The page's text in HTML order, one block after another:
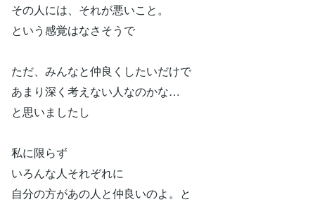
その人には、それが悪いこと。
という感覚はなさそうで
ただ、みんなと仲良くしたいだけで
あまり深く考えない人なのかな…
と思いましたし
私に限らず
いろんな人それぞれに
自分の方があの人と仲良いのよ。と